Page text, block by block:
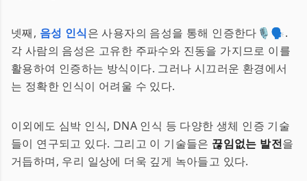
넷째, 음성 인식은 사용자의 음성을 통해 인증한다🎙️🗣️.
각 사람의 음성은 고유한 주파수와 진동을 가지므로 이를
활용하여 인증하는 방식이다. 그러나 시끄러운 환경에서
는 정확한 인식이 어려울 수 있다.
이외에도 심박 인식, DNA 인식 등 다양한 생체 인증 기술
들이 연구되고 있다. 그리고 이 기술들은 끊임없는 발전을
거듭하며, 우리 일상에 더욱 깊게 녹아들고 있다.